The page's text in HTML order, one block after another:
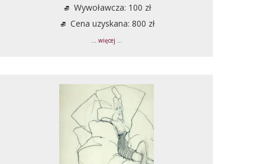
Wywoławcza: 100 zł
Cena uzyskana: 800 zł
... więcej ...